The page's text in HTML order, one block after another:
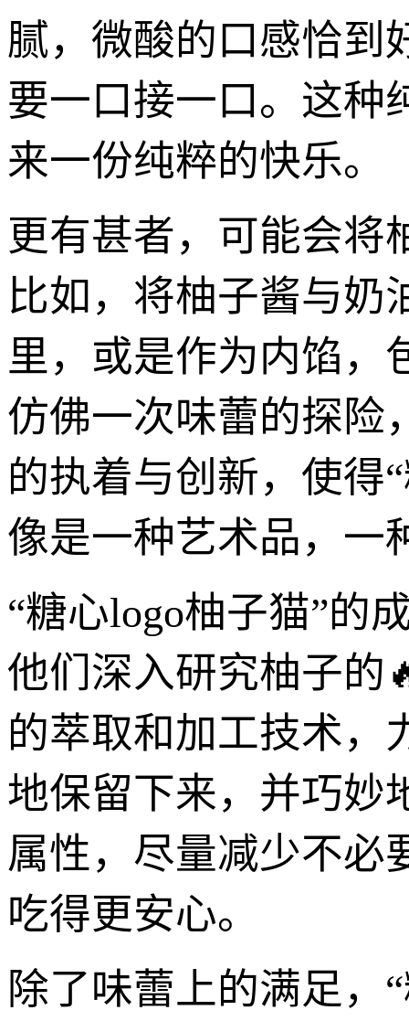
腻，微酸的口感恰到
要一口接一口。这种
来一份纯粹的快乐。
更有甚者，可能会将
比如，将柚子酱与奶
里，或是作为内馅，
仿佛一次味蕾的探险
的执着与创新，使得
像是一种艺术品，一
“糖心logo柚子猫”的
他们深入研究柚子的
的萃取和加工技术，
地保留下来，并巧妙
属性，尽量减少不必
吃得更安心。
除了味蕾上的满足，